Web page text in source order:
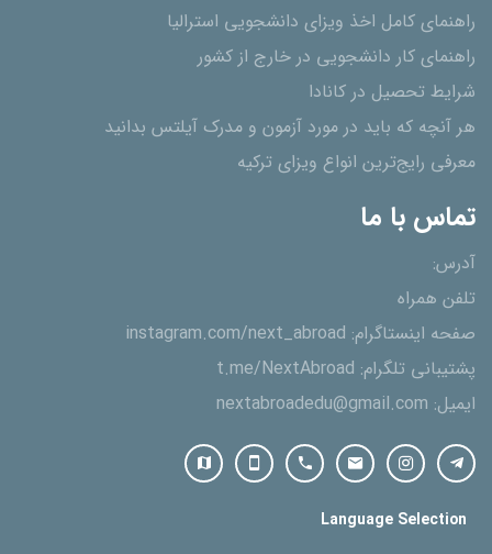
راهنمای کامل اخذ ویزای دانشجویی استرالیا
راهنمای کار دانشجویی در خارج از کشور
شرایط تحصیل در کانادا
هر آنچه که باید در مورد آزمون و مدرک آیلتس بدانید
معرفی رایج‌ترین انواع ویزای ترکیه
تماس با ما
آدرس:
تلفن همراه
صفحه اینستاگرام: instagram.com/next_abroad
پشتیبانی تلگرام: t.me/NextAbroad
ایمیل: nextabroadedu@gmail.com
Language Selection